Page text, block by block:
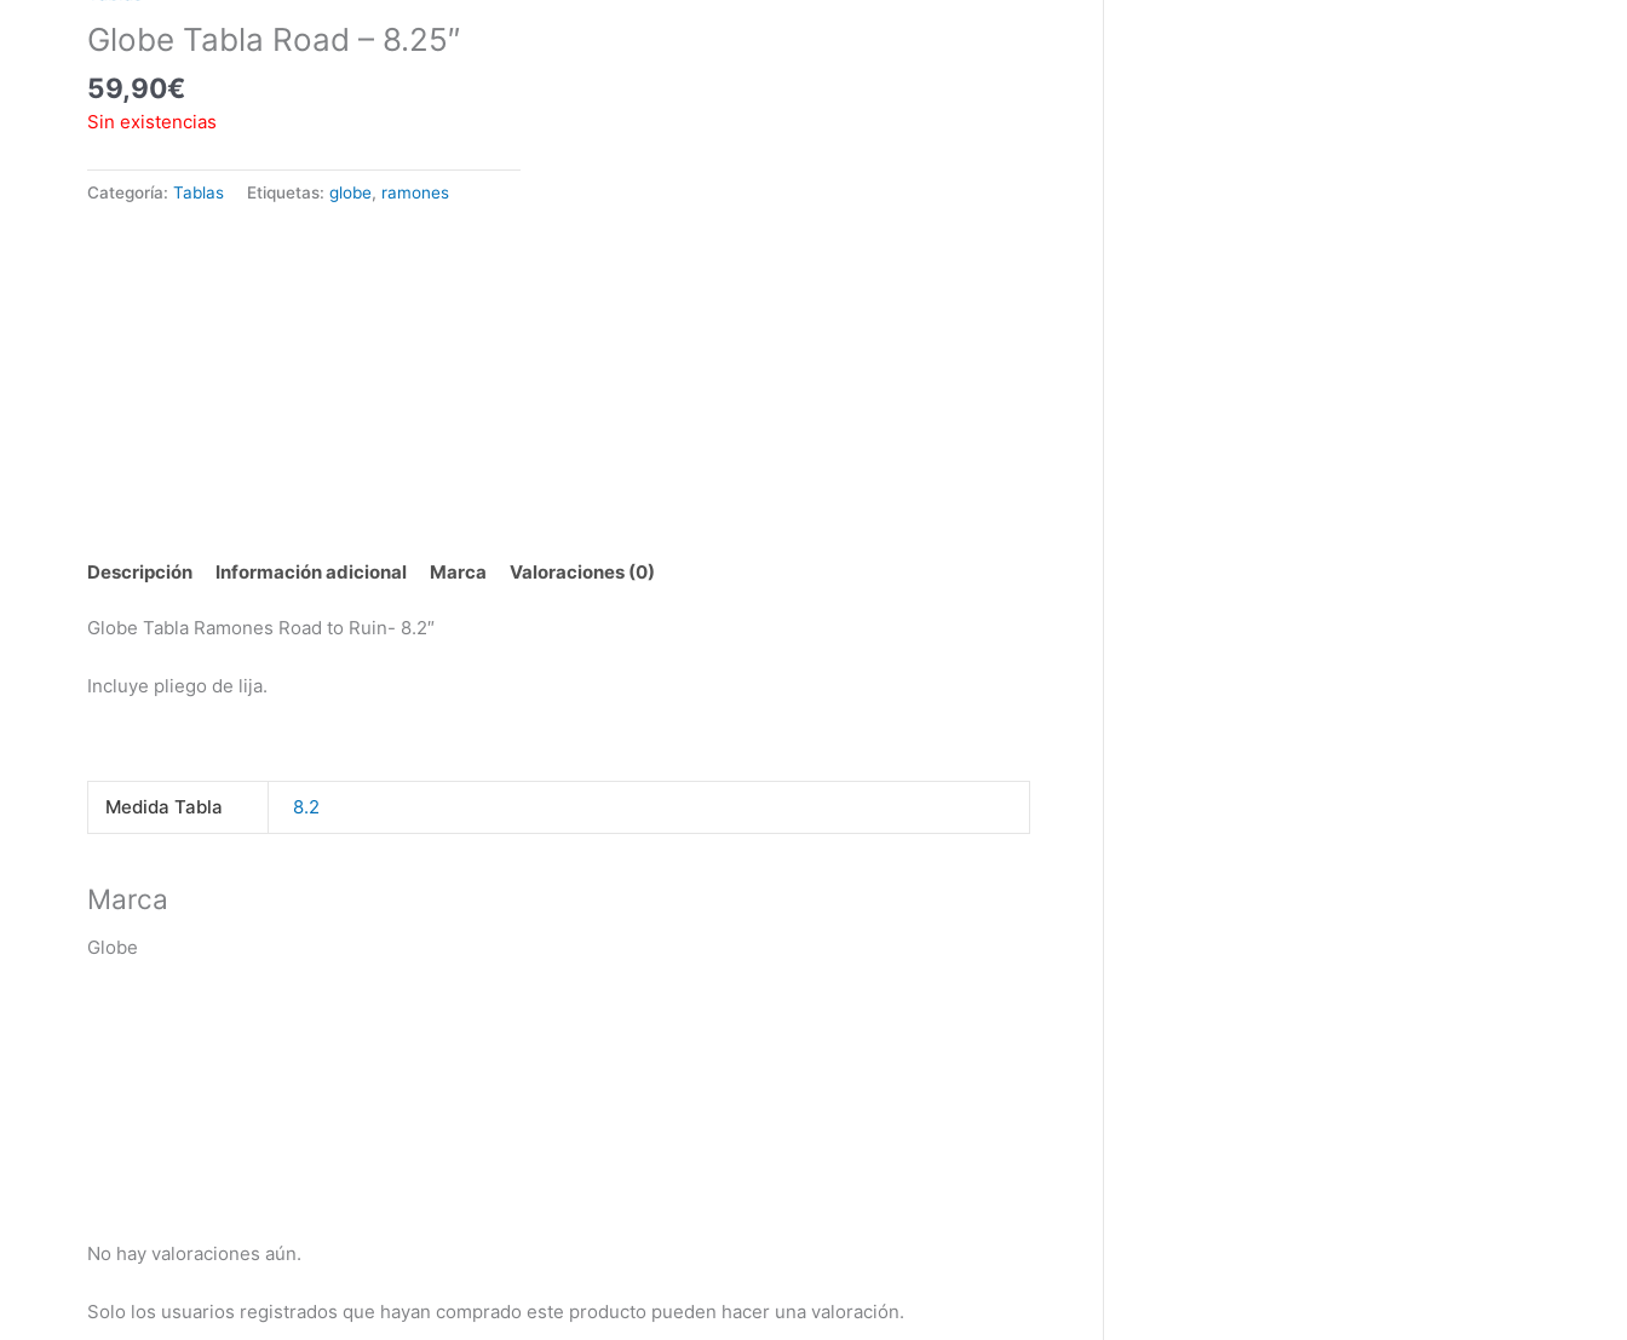
Globe Tabla Road – 8.25″
59,90€
Sin existencias
Categoría: Tablas Etiquetas: globe, ramones
Descripción Información adicional Marca Valoraciones (0)
Globe Tabla Ramones Road to Ruin- 8.2″
Incluye pliego de lija.
Medida Tabla 8.2
Marca
Globe
No hay valoraciones aún.
Solo los usuarios registrados que hayan comprado este producto pueden hacer una valoración.